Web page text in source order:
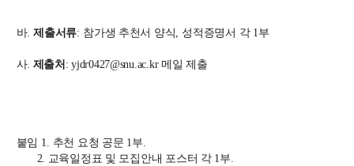
교과과정
연합전공 지능형 통신
협동과정 인공지능
바.제출서류: 참가생 추천서 양식, 성적증명서 각 1부
사. 제출처 : yjdr0427@snu.ac.kr 메일 제출
붙임 1. 추천 요청 공문 1부.
2. 교육일정표 및 모집안내 포스터 각 1부.